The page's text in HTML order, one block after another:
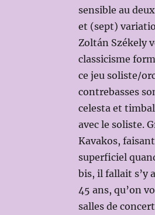
sensible au
et (sept)
Zoltán Székely
classicisme
ce jeu soliste/
contrebasses
celesta et
avec le soliste.
Kavakos,
superficiel
bis, il fallait s’y
45 ans, qu’on
salles de